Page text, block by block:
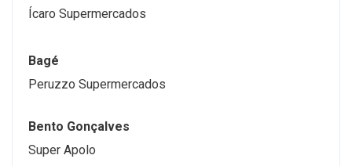
Ícaro Supermercados
Bagé
Peruzzo Supermercados
Bento Gonçalves
Super Apolo